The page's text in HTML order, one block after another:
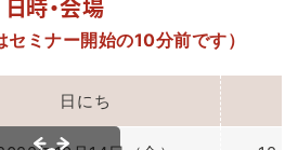
日時・会場
セミナー開始の10分前です）
日にち